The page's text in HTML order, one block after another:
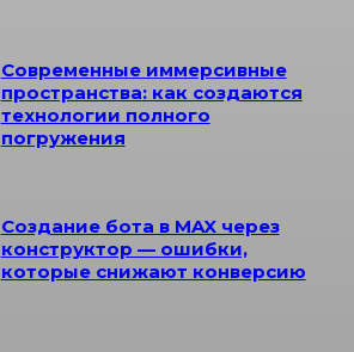
Современные иммерсивные
пространства: как создаются
технологии полного
погружения
Создание бота в MAX через
конструктор — ошибки,
которые снижают конверсию